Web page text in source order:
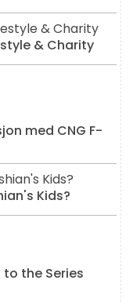
& Charity
med CNG F-
Kids?
to the Series